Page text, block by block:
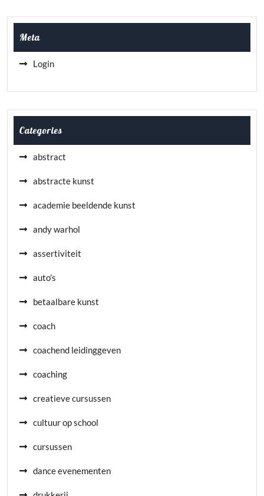
Meta
Login
Categories
abstract
abstracte kunst
academie beeldende kunst
andy warhol
assertiviteit
auto's
betaalbare kunst
coach
coachend leidinggeven
coaching
creatieve cursussen
cultuur op school
cursussen
dance evenementen